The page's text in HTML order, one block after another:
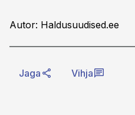
Autor: Haldusuudised.ee
Jaga Vihja